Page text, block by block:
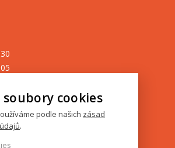
soubory cookies
podle našich zásad
.